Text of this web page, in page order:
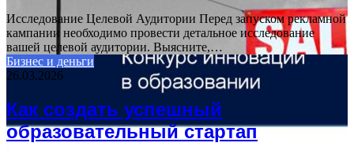
Исследование Целевой Аудитории Перед запуском рекламной
кампании необходимо провести детальное исследование
вашей целевой аудитории. Выясните,…
Бизнес и деньги
26.03.2026
Как создать успешный
образовательный стартап